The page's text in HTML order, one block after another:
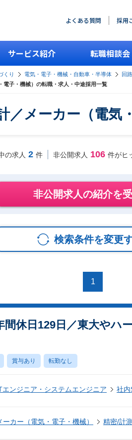
よくある質問 採用
サービス紹介 転職相談
くり 電気・電子・機械・自動車・半導体 回
電子・機械）の転職・求人・中途採用一覧
／メーカー（電気
の求人 2 件 非公開求人 106 件がヒ
非公開求人の紹介を
検索条件を変更
1
休日129日／東大やハ
賞与あり 転勤なし
エンジニア・システムエンジニア 社内
ーカー（電気・電子・機械） 精密/計